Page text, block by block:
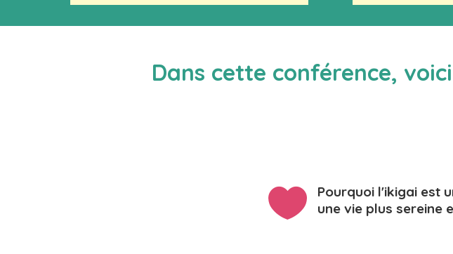
Dans cette conférence,

Pourquoi l'ikigai est
une vie plus sereine